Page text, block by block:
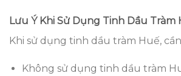
Lưu Ý Khi Sử Dụng Tinh Dầu Tràm
Khi sử dụng tinh dầu tràm Huế,
Không sử dụng tinh dầu tràm